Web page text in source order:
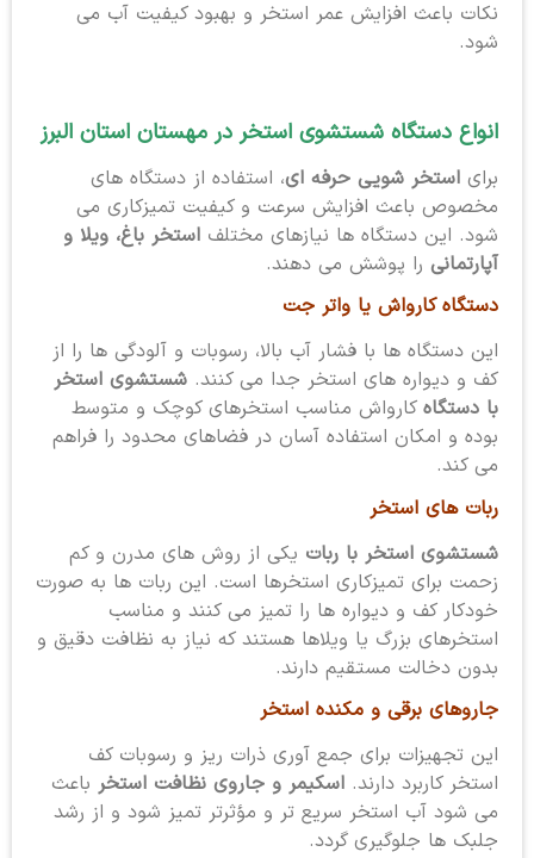
نکات باعث افزایش عمر استخر و بهبود کیفیت آب می
شود.
انواع دستگاه شستشوی استخر در مهستان استان البرز
برای استخر شویی حرفه ای، استفاده از دستگاه های
مخصوص باعث افزایش سرعت و کیفیت تمیزکاری می
شود. این دستگاه ها نیازهای مختلف استخر باغ، ویلا و
آپارتمانیرا پوشش می دهند.
دستگاه کارواش یا واتر جت
این دستگاه ها با فشار آب بالا، رسوبات و آلودگی ها را از
کف و دیواره های استخر جدا می کنند. شستشوی استخر
با دستگاهکارواش مناسب استخرهای کوچک و متوسط
بوده و امکان استفاده آسان در فضاهای محدود را فراهم
می کند.
ربات های استخر
شستشوی استخر با رباتیکی از روش های مدرن و کم
زحمت برای تمیزکاری استخرها است. این ربات ها به صورت
خودکار کف و دیواره ها را تمیز می کنند و مناسب
استخرهای بزرگ یا ویلاها هستند که نیاز به نظافت دقیق و
بدون دخالت مستقیم دارند.
جاروهای برقی و مکنده استخر
این تجهیزات برای جمع آوری ذرات ریز و رسوبات کف
استخر کاربرد دارند. اسکیمر و جاروی نظافت استخرباعث
می شود آب استخر سریع تر و مؤثرتر تمیز شود و از رشد
جلبک ها جلوگیری گردد.